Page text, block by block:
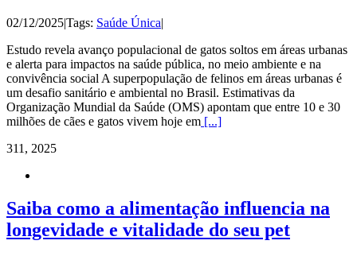
02/12/2025|Tags: Saúde Única|
Estudo revela avanço populacional de gatos soltos em áreas urbanas
e alerta para impactos na saúde pública, no meio ambiente e na
convivência social A superpopulação de felinos em áreas urbanas é
um desafio sanitário e ambiental no Brasil. Estimativas da
Organização Mundial da Saúde (OMS) apontam que entre 10 e 30
milhões de cães e gatos vivem hoje em [...]
311, 2025
Saiba como a alimentação influencia na
longevidade e vitalidade do seu pet